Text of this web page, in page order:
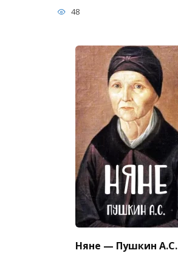
48
Няне — Пушкин А.С.